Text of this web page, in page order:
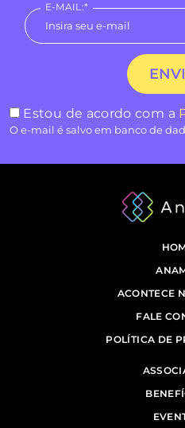
E-MAIL:*
Estou de acordo com a
O e-mail é salvo em banco de
ACONTECE
FALE
POLÍTICA DE